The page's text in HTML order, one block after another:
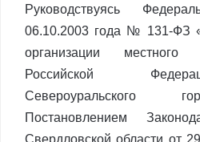
Руководствуясь
06.10.2003 года № 131-ФЗ
организации местного
Российской
Североуральского
Постановлением
Свердловской области от